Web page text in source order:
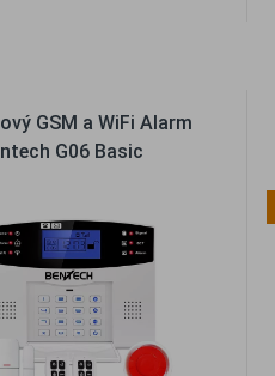
GSM a WiFi Alarm
G06 Basic